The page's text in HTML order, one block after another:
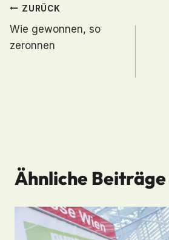
Beitragsnavigation
ZURÜCK
Wie gewonnen, so
zeronnen
Ähnliche Beiträge